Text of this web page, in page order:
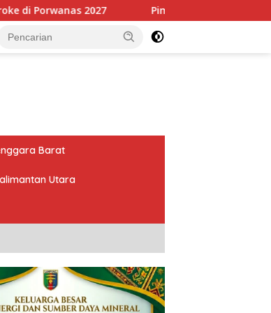
2027 Pimpin HKTI Lampung, Mirza
Barat
Utara